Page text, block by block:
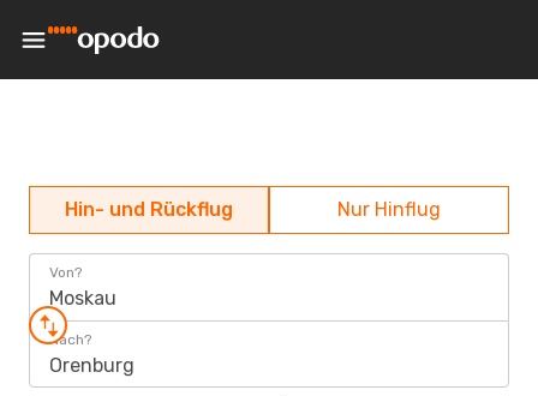
Hin- und Rückflug Nur Hinflug
Von?
Moskau
Nach?
Orenburg